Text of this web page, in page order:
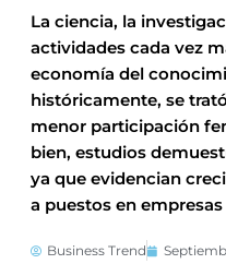
La ciencia, la
actividades cada vez
economía del
históricamente, se
menor participación
bien, estudios
ya que evidencian
a puestos en
Business Trend